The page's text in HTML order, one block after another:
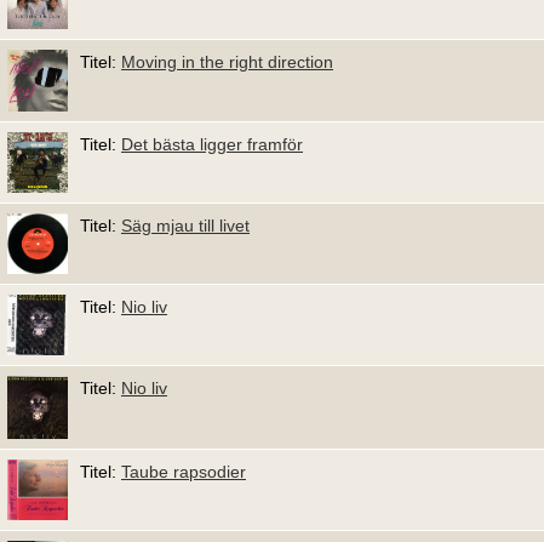
Titel: Moving in the right direction
Titel: Det bästa ligger framför
Titel: Säg mjau till livet
Titel: Nio liv
Titel: Nio liv
Titel: Taube rapsodier